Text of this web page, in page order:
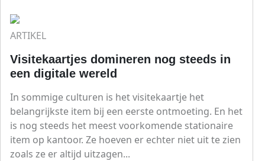
ARTIKEL
Visitekaartjes domineren nog steeds in
een digitale wereld
In sommige culturen is het visitekaartje het
belangrijkste item bij een eerste ontmoeting. En het
is nog steeds het meest voorkomende stationaire
item op kantoor. Ze hoeven er echter niet uit te zien
zoals ze er altijd uitzagen...